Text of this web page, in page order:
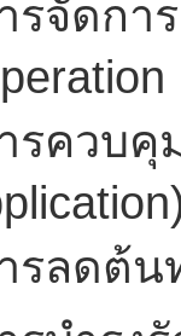
รจัดกา
รควบคุ
รลดต้น